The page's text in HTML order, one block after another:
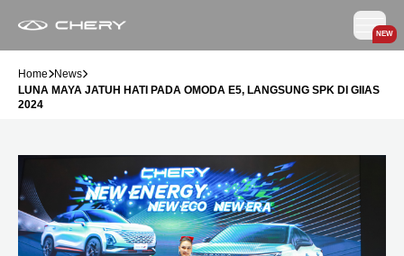
NEW
Home News
LUNA MAYA JATUH HATI PADA OMODA E5, LANGSUNG SPK DI GIIAS
2024